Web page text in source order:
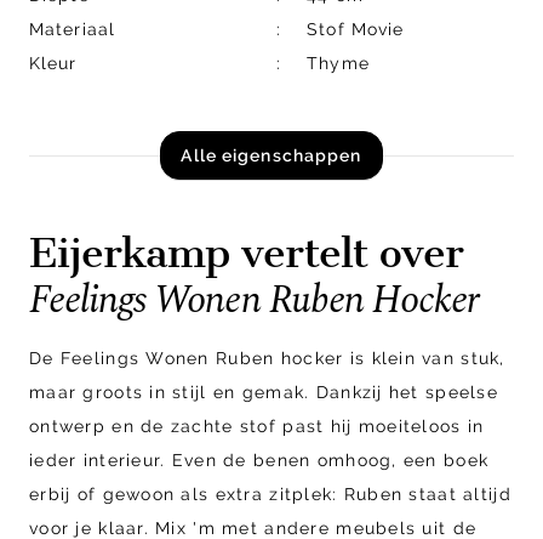
Materiaal
Stof Movie
Kleur
Thyme
Alle eigenschappen
Eijerkamp vertelt over
Feelings Wonen Ruben Hocker
De Feelings Wonen Ruben hocker is klein van stuk,
maar groots in stijl en gemak. Dankzij het speelse
ontwerp en de zachte stof past hij moeiteloos in
ieder interieur. Even de benen omhoog, een boek
erbij of gewoon als extra zitplek: Ruben staat altijd
voor je klaar. Mix 'm met andere meubels uit de